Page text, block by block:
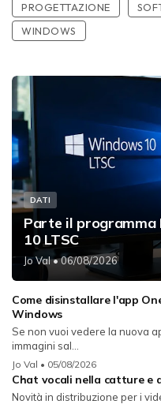
PROGETTAZIONE
WINDOWS
DATI
Parte il programma
10 LTSC
Jo Val• 06/08/2026
Come disinstallare l'app
Windows
Se non vuoi vedere la nuova
immagini sal...
Jo Val • 05/08/2026
Chat vocali nella catture e
Novità in distribuzione per i